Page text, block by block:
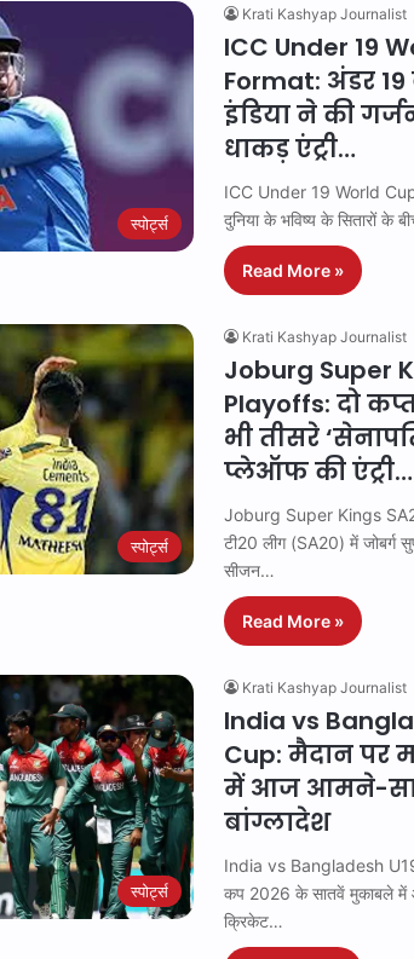
स्पोर्ट्स
Krati Kashyap Journalist
ICC Under 19
Format: अंडर
इंडिया ने की
धाकड़ एंट्री…
ICC Under 19 World
दुनिया के भविष्य के सितारों के
Read More »
स्पोर्ट्स
Krati Kashyap Journalist
Joburg Super
Playoffs: दो
भी तीसरे
प्लेऑफ की एंट्री…
Joburg Super Kings
टी20 लीग (SA20) में जोबर्ग
सीजन…
Read More »
स्पोर्ट्स
Krati Kashyap Journalist
India vs
Cup: मैदान पर
में आज आमने-
बांग्लादेश
India vs Bangladesh
कप 2026 के सातवें मुकाबले में
क्रिकेट…